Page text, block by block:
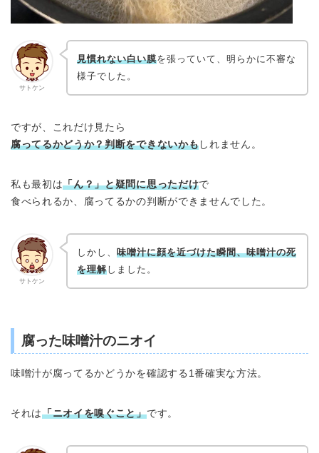
サトケン
見慣れない白い膜を張っていて、明らかに不審な
様子でした。
ですが、これだけ見たら
腐ってるかどうか？判断をできないかも しれません。
私も最初は「ん？」と疑問に思っただけで
食べられるか、腐ってるかの判断ができませんでした。
サトケン
しかし、 味噌汁に顔を近づけた瞬間、味噌汁の死
を理解しました。
腐った味噌汁のニオイ
味噌汁が腐ってるかどうかを確認する1番確実な方法。
それは「ニオイを嗅ぐこと」です。